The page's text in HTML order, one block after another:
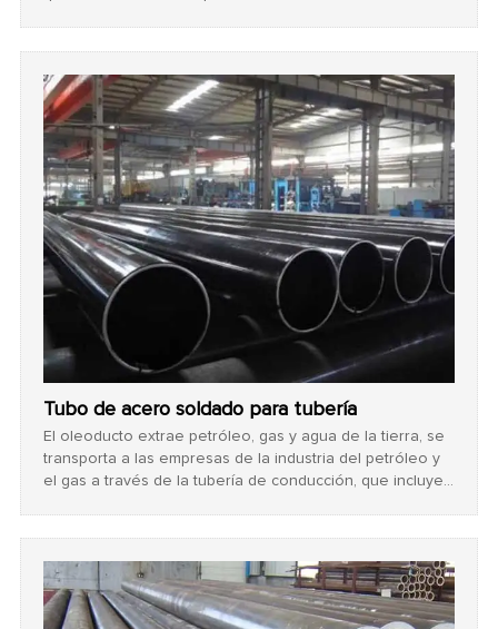
Tubo de acero soldado para tubería
El oleoducto extrae petróleo, gas y agua de la tierra, se
transporta a las empresas de la industria del petróleo y
el gas a través de la tubería de conducción, que incluye